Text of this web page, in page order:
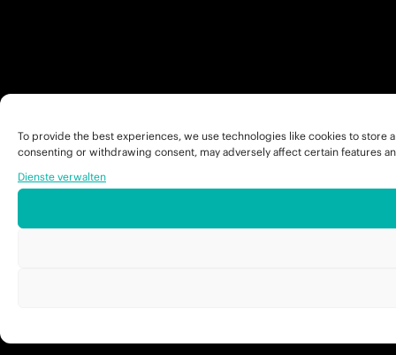
To provide the best experiences, we use technologies like cookies to
consenting or withdrawing consent, may adversely affect certain features
Dienste verwalten